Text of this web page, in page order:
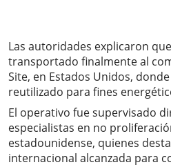
Las autoridades explicaron
transportado finalmente al
Site, en Estados Unidos,
reutilizado para fines
El operativo fue supervisado
especialistas en no
estadounidense, quienes
internacional alcanzada para